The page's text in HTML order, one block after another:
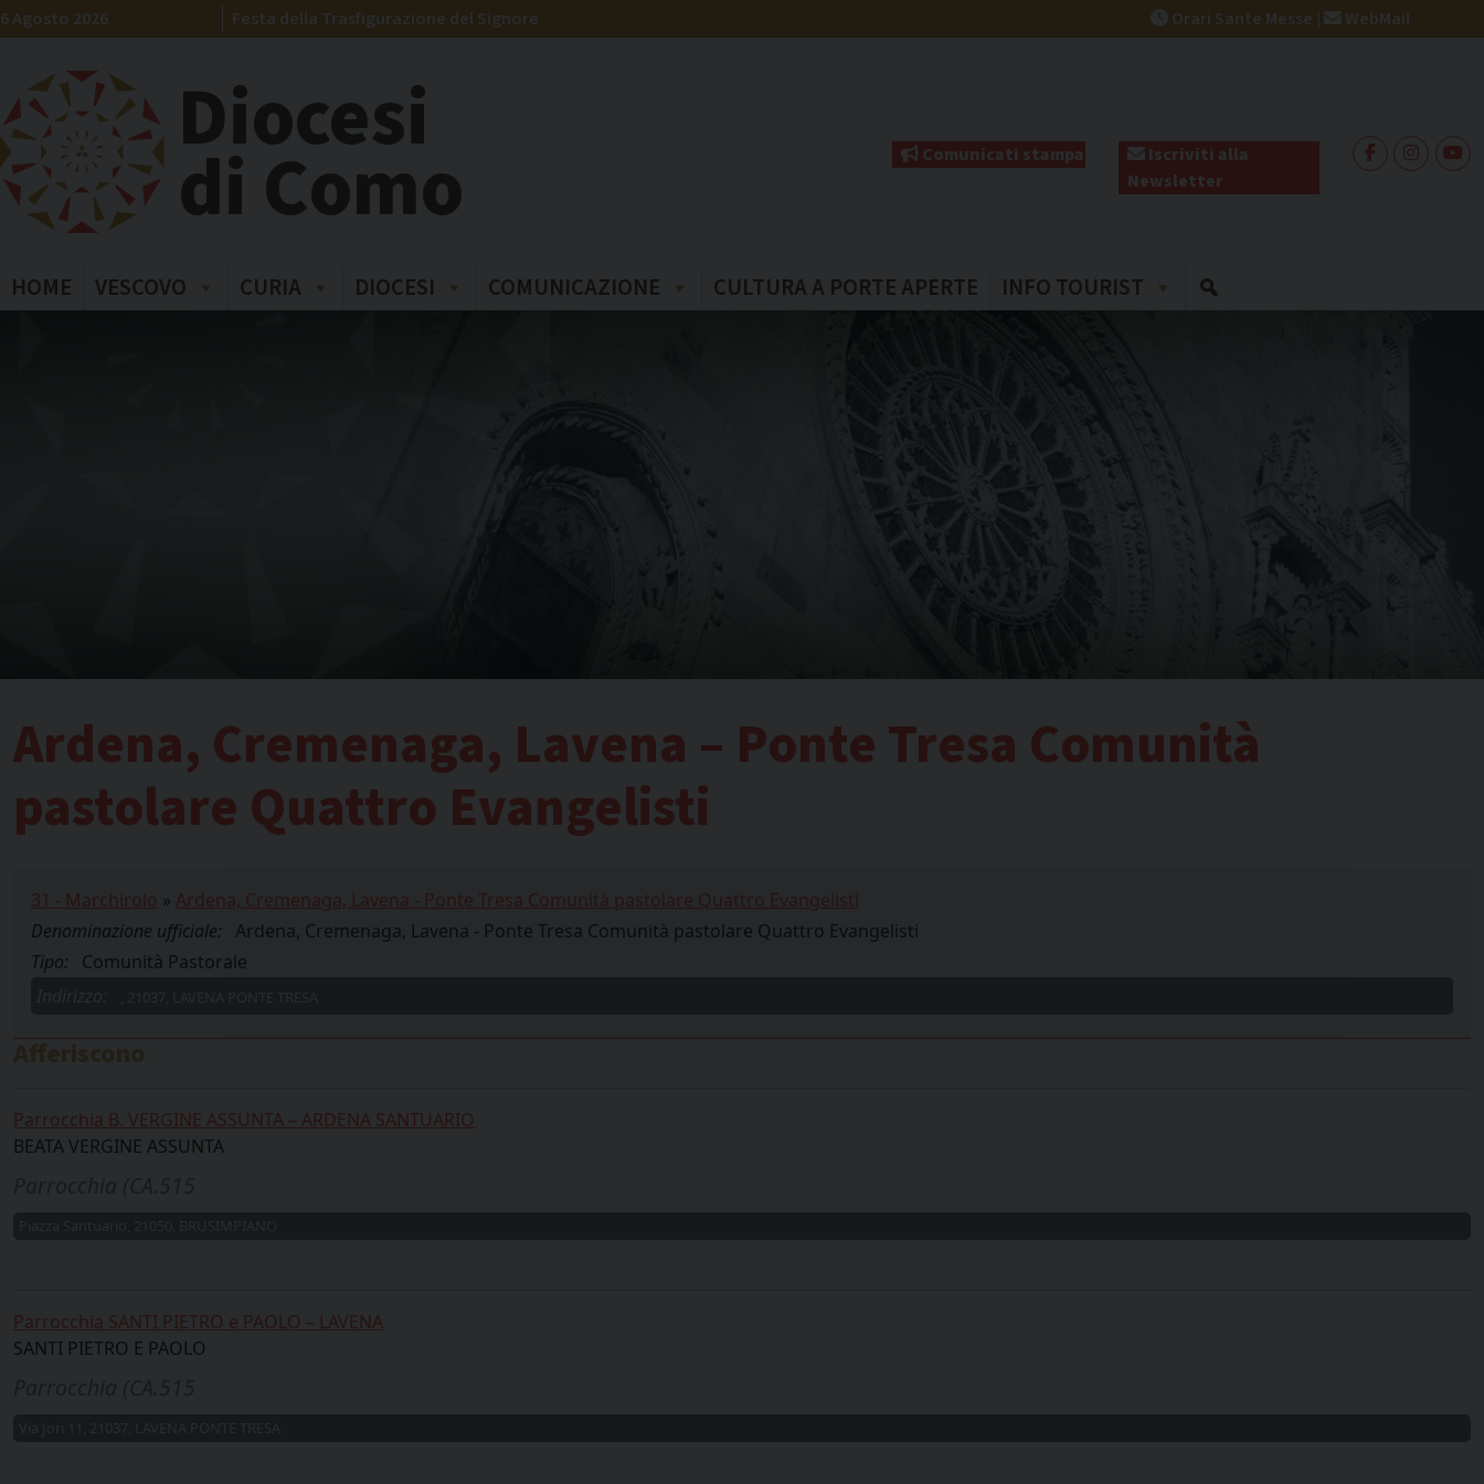
Skip
to
6 Agosto 2026 Festa della Trasfigurazione del Signore Orari Sante Messe | WebMail
Diocesi
di Como Comunicati stampa
Iscriviti alla
Newsletter
HOME VESCOVO CURIA DIOCESI COMUNICAZIONE CULTURA A PORTE APERTE INFO TOURIST
Ardena, Cremenaga, Lavena – Ponte Tresa Comunità
pastolare Quattro Evangelisti
31 - Marchirolo » Ardena, Cremenaga, Lavena - Ponte Tresa Comunità pastolare Quattro Evangelisti
Denominazione ufficiale: Ardena, Cremenaga, Lavena - Ponte Tresa Comunità pastolare Quattro Evangelisti
Tipo:
Comunità Pastorale
Parrocchia B. VERGINE ASSUNTA – ARDENA SANTUARIO
BEATA VERGINE ASSUNTA
Parrocchia SANTI PIETRO e PAOLO – LAVENA
SANTI PIETRO E PAOLO